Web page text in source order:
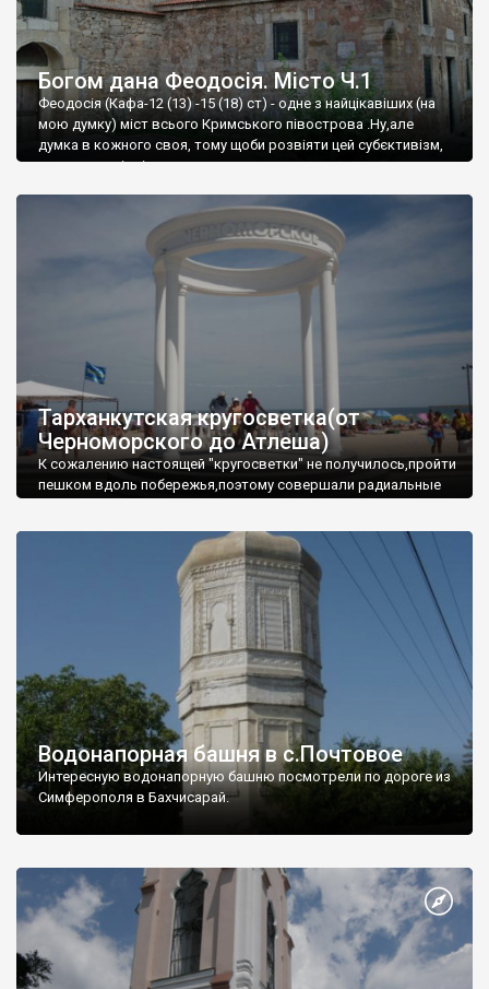
Богом дана Феодосія. Місто Ч.1
Феодосія (Кафа-12 (13) -15 (18) ст) - одне з найцікавіших (на
мою думку) міст всього Кримського півострова .Ну,але
думка в кожного своя, тому щоби розвіяти цей субєктивізм,
запрошую відвідати це
Тарханкутская кругосветка(от
Черноморского до Атлеша)
К сожалению настоящей "кругосветки" не получилось,пройти
пешком вдоль побережья,поэтому совершали радиальные
Водонапорная башня в с.Почтовое
Интересную водонапорную башню посмотрели по дороге из
Симферополя в Бахчисарай.